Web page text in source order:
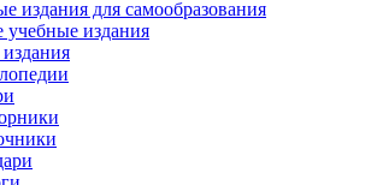
издания для самообразования
учебные издания